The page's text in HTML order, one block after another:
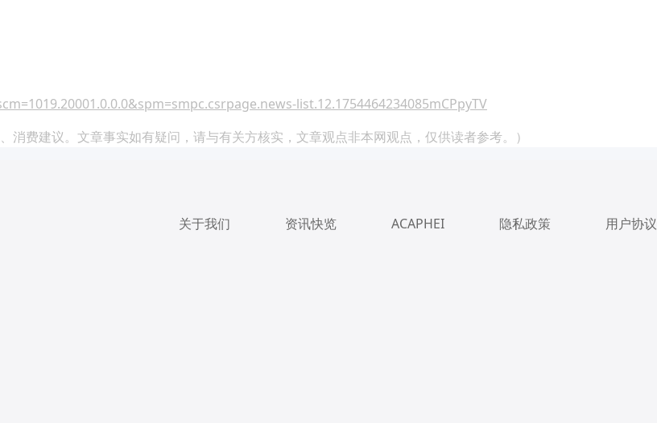
list.12.1754464234085mCPpyTV
消费建议。文章事实如有疑问，请与有关方核实，文章观点非本网观点，仅供读者参考。）
关于我们 资讯快览 ACAPHEI 隐私政策 用户协议